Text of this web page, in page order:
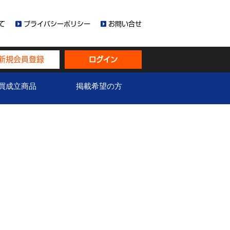
プライバシーポリシー お問い合せ
規会員登録 ログイン
成立商品 掲載希望の方